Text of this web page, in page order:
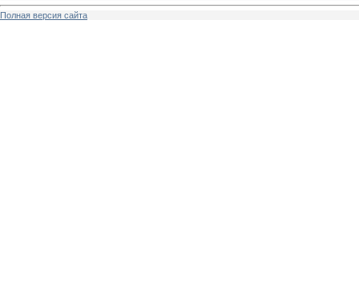
Полная версия сайта